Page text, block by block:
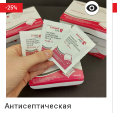
Антисептическая
-25%